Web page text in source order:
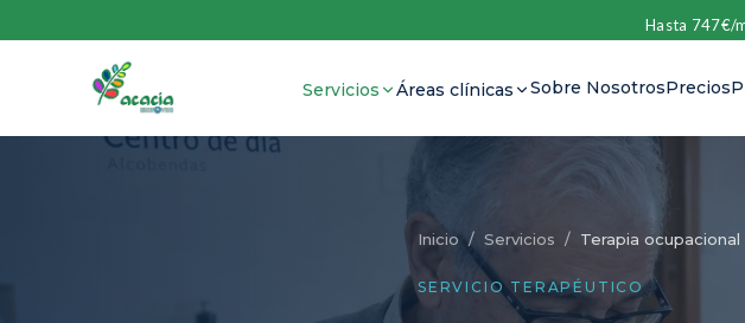
Hasta 747€/
Servicios Áreas clínicas Sobre NosotrosPrecios
Inicio / Servicios / Terapia ocupacional
SERVICIO TERAPÉUTICO